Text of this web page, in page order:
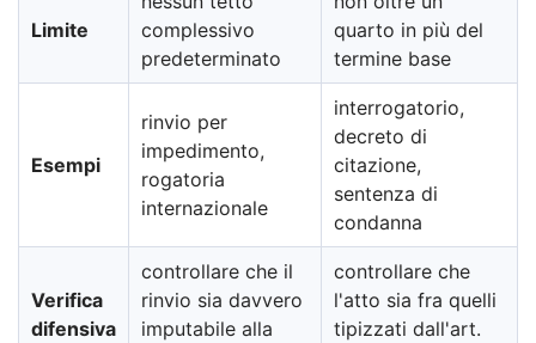
Limite
complessivo
predeterminato
quarto in più del
termine base
Esempi
rinvio per
impedimento,
rogatoria
internazionale
interrogatorio,
decreto di
citazione,
sentenza di
condanna
Verifica
difensiva
controllare che il
rinvio sia davvero
imputabile alla
controllare che
l'atto sia fra quelli
tipizzati dall'art.